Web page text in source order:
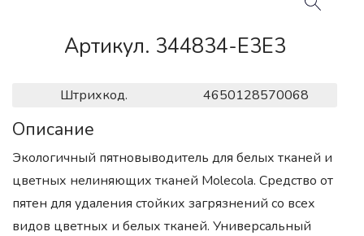
Артикул. 344834-E3E3
Штрихкод. 4650128570068
Описание
Экологичный пятновыводитель для белых тканей и
цветных нелиняющих тканей Molecola. Средство от
пятен для удаления стойких загрязнений со всех
видов цветных и белых тканей. Универсальный